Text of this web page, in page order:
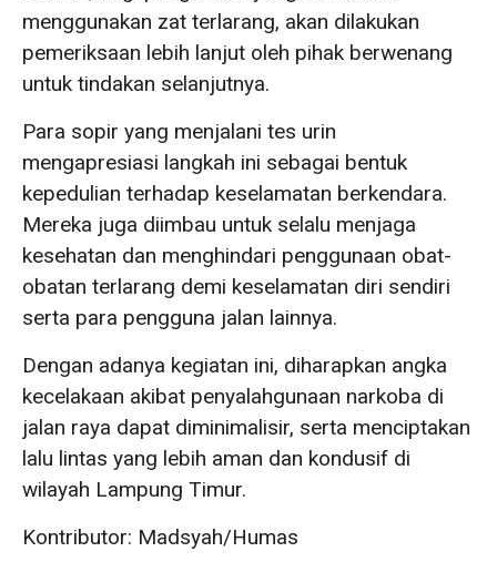
menggunakan zat terlarang, akan dilakukan
pemeriksaan lebih lanjut oleh pihak berwenang
untuk tindakan selanjutnya.
Para sopir yang menjalani tes urin
mengapresiasi langkah ini sebagai bentuk
kepedulian terhadap keselamatan berkendara.
Mereka juga diimbau untuk selalu menjaga
kesehatan dan menghindari penggunaan obat-
obatan terlarang demi keselamatan diri sendiri
serta para pengguna jalan lainnya.
Dengan adanya kegiatan ini, diharapkan angka
kecelakaan akibat penyalahgunaan narkoba di
jalan raya dapat diminimalisir, serta menciptakan
lalu lintas yang lebih aman dan kondusif di
wilayah Lampung Timur.
Kontributor: Madsyah/Humas